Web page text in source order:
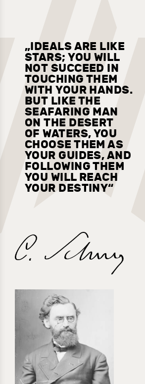
„IDEALS ARE LIKE
STARS; YOU WILL
NOT SUCCEED IN
TOUCHING THEM
WITH YOUR HANDS.
BUT LIKE THE
SEAFARING MAN
ON THE DESERT
OF WATERS, YOU
CHOOSE THEM AS
YOUR GUIDES, AND
FOLLOWING THEM
YOU WILL REACH
YOUR DESTINY“